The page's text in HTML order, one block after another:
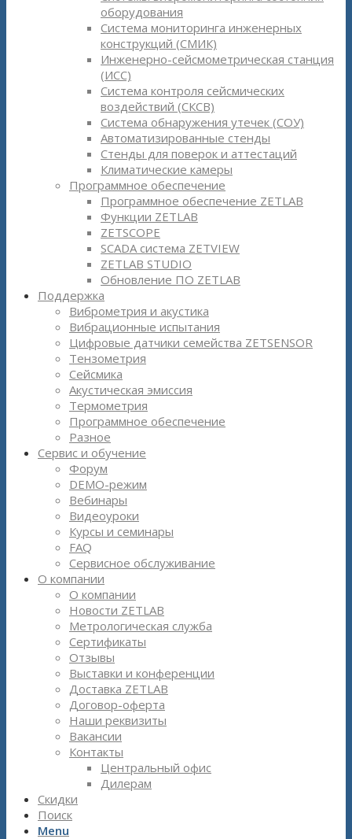
оборудования
Система мониторинга инженерных
конструкций (СМИК)
Инженерно-сейсмометрическая станция
(ИСС)
Система контроля сейсмических
воздействий (СКСВ)
Система обнаружения утечек (СОУ)
Автоматизированные стенды
Стенды для поверок и аттестаций
Климатические камеры
Программное обеспечение
Программное обеспечение ZETLAB
Функции ZETLAB
ZETSCOPE
SCADA система ZETVIEW
ZETLAB STUDIO
Обновление ПО ZETLAB
Поддержка
Виброметрия и акустика
Вибрационные испытания
Цифровые датчики семейства ZETSENSOR
Тензометрия
Сейсмика
Акустическая эмиссия
Термометрия
Программное обеспечение
Разное
Сервис и обучение
Форум
DEMO-режим
Вебинары
Видеоуроки
Курсы и семинары
FAQ
Сервисное обслуживание
О компании
О компании
Новости ZETLAB
Метрологическая служба
Сертификаты
Отзывы
Выставки и конференции
Доставка ZETLAB
Договор-оферта
Наши реквизиты
Вакансии
Контакты
Центральный офис
Дилерам
Скидки
Поиск
Menu